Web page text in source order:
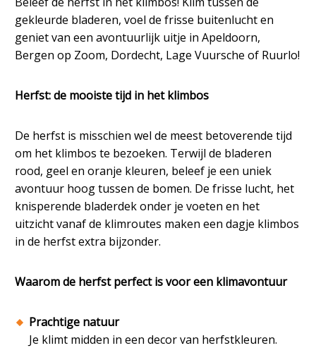
gekleurde bladeren, voel de frisse buitenlucht en
geniet van een avontuurlijk uitje in Apeldoorn,
Bergen op Zoom, Dordecht, Lage Vuursche of Ruurlo!
Herfst: de mooiste tijd in het klimbos
De herfst is misschien wel de meest betoverende tijd
om het klimbos te bezoeken. Terwijl de bladeren
rood, geel en oranje kleuren, beleef je een uniek
avontuur hoog tussen de bomen. De frisse lucht, het
knisperende bladerdek onder je voeten en het
uitzicht vanaf de klimroutes maken een dagje klimbos
in de herfst extra bijzonder.
Waarom de herfst perfect is voor een klimavontuur
Prachtige natuur
Je klimt midden in een decor van herfstkleuren.